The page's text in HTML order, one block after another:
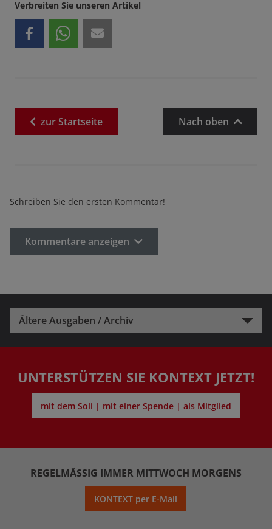
Verbreiten Sie unseren Artikel
zurStartseite Nach oben
Schreiben Sie den ersten Kommentar!
Kommentare anzeigen
Ältere Ausgaben / Archiv
UNTERSTÜTZEN SIE KONTEXT JETZT!
mit dem Soli | mit einer Spende | als Mitglied
REGELMÄSSIG IMMER MITTWOCH MORGENS
KONTEXT per E-Mail